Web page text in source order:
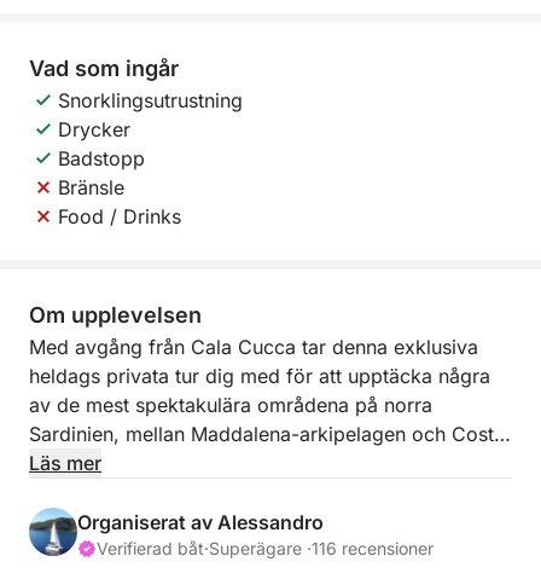
Vad som ingår
Snorklingsutrustning
Drycker
Badstopp
Bränsle
Food / Drinks
Om upplevelsen
Med avgång från Cala Cucca tar denna exklusiva
heldags privata tur dig med för att upptäcka några
av de mest spektakulära områdena på norra
Sardinien, mellan Maddalena-arkipelagen och Costa
Smeralda. En dag utformad för dig som vill uppleva
vatten, gömda vikar och unika naturlandskap.
Läs mer
Organiserat av Alessandro
Verifierad båt·Superägare ·116 recensioner